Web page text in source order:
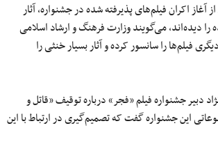
آغاز اکران فیلم‌های پذیرفته شده در جشنواره، آثار
را دیده‌اند، می‌گویند وزارت فرهنگ و ارشاد اسلامی
فیلم‌ها را سانسور کرده و آثار بسیار خنثی را
دبیر جشنواره فیلم «فجر» درباره توقیف «قاتل و
این جشنواره گفت که تصمیم‌گیری در ارتباط با این